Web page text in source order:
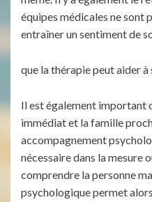
équipes médicales ne sont
entraîner un sentiment de
que la thérapie peut aider à
Il est également important
immédiat et la famille
accompagnement
nécessaire dans la mesure
comprendre la personne
psychologique permet